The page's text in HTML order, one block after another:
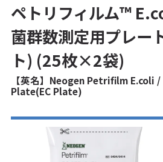
ペトリフィルム™
菌群数測定用プレー
ト) (25枚×2袋)
【英名】Neogen Petrifilm E.coli
Plate(EC Plate)